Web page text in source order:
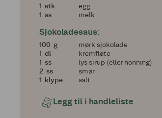
11 stk
egg
11 ss melk
Sjokoladesaus:
100
100 g
mørk sjokolade
11 dl
kremfløte
11 ss
lys sirup (eller honning)
2
2 ss
smør
11 klype salt
Legg til i handleliste